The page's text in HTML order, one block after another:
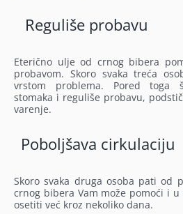
Reguliše probavu
Eterično ulje od crnog bibera
probavom. Skoro svaka treća
vrstom problema. Pored toga
stomaka i reguliše probavu,
varenje.
Poboljšava cirkulaciju
Skoro svaka druga osoba pati od
crnog bibera Vam može pomoći i
osetiti već kroz nekoliko dana.